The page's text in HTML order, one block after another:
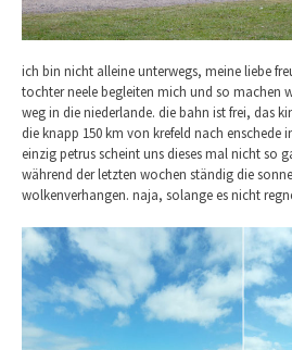
ich bin nicht alleine unterwegs, meine liebe
tochter neele begleiten mich und so machen
weg in die niederlande. die bahn ist frei, das
die knapp 150 km von krefeld nach enschede
einzig petrus scheint uns dieses mal nicht so
während der letzten wochen ständig die
wolkenverhangen. naja, solange es nicht